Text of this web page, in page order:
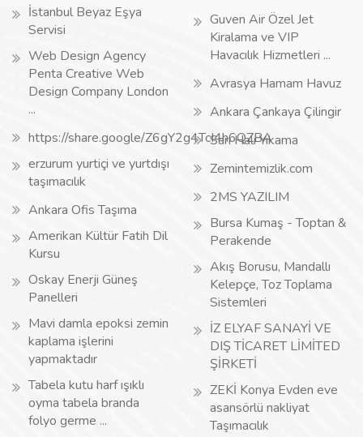
İstanbul Beyaz Eşya
Servisi
Web Design Agency
Penta Creative Web
Design Company London
...
https://share.google/Z6gY2g4TcI4h6QZBA
erzurum yurtiçi ve yurtdışı
taşımacılık
Ankara Ofis Taşıma
Amerikan Kültür Fatih Dil
Kursu
Oskay Enerji Güneş
Panelleri
Mavi damla epoksi zemin
kaplama işlerini
yapmaktadır
Tabela kutu harf ışıklı
oyma tabela branda
folyo germe ...
Guven Air Özel Jet
Kiralama ve VIP
Havacılık Hizmetleri ...
Avrasya Hamam Havuz
Ankara Çankaya Çilingir
Sarı Halı Yıkama
Zemintemizlik.com
2MS YAZILIM
Bursa Kumaş - Toptan &
Perakende
Akış Borusu, Mandallı
Kelepçe, Toz Toplama
Sistemleri
İZ ELYAF SANAYİ VE
DIŞ TİCARET LİMİTED
ŞİRKETİ
ZEKİ Konya Evden eve
asansörlü nakliyat
Taşımacılık